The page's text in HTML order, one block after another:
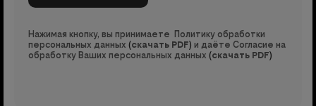
Нажимая кнопку, вы принимаете Политику обработки
персональных данных (скачать PDF) и даёте Согласие на
обработку Ваших персональных данных (скачать PDF)